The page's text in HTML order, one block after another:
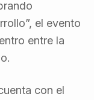
el evento
entre la
con el